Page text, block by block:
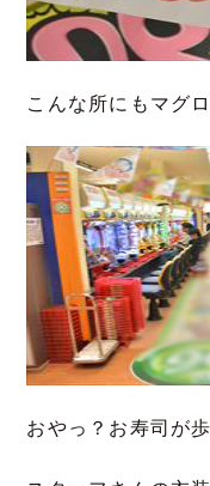
こんな所にもマグ
おやっ？お寿司が